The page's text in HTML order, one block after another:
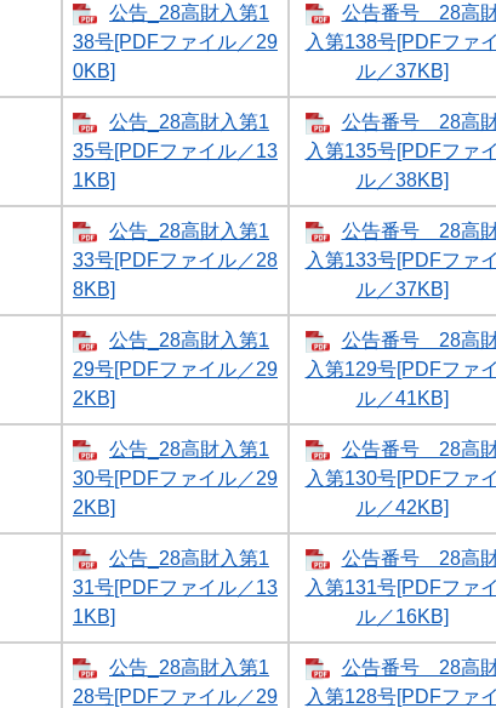
公告_28高財入第1
38号[PDFファイル／29
0KB]
公告番号 28高
入第138号[PDFファイ
ル／37KB]
公告_28高財入第1
35号[PDFファイル／13
1KB]
公告番号 28高
入第135号[PDFファイ
ル／38KB]
公告_28高財入第1
33号[PDFファイル／28
8KB]
公告番号 28高
入第133号[PDFファイ
ル／37KB]
公告_28高財入第1
29号[PDFファイル／29
2KB]
公告番号 28高
入第129号[PDFファイ
ル／41KB]
公告_28高財入第1
30号[PDFファイル／29
2KB]
公告番号 28高
入第130号[PDFファイ
ル／42KB]
公告_28高財入第1
31号[PDFファイル／13
1KB]
公告番号 28高
入第131号[PDFファイ
ル／16KB]
公告_28高財入第1
28号[PDFファイル／29
公告番号 28高
入第128号[PDFファイ